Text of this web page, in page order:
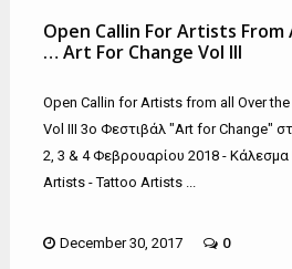
Open Callin For Artists
… Art For Change Vol III
Open Callin for Artists from all Over
Vol III 3o Φεστιβάλ "Art for Change"
2, 3 & 4 Φεβρουαρίου 2018 - Κάλεσμα
Artists - Tattoo Artists ...
December 30, 2017 0